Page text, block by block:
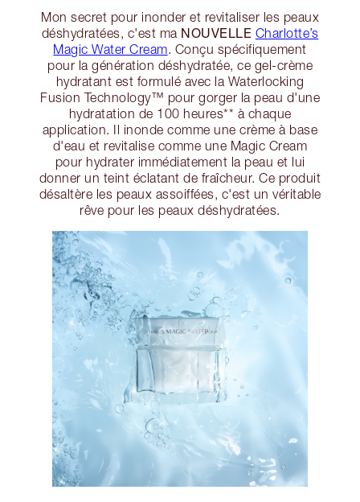
Mon secret pour inonder et revitaliser les peaux
déshydratées, c'est ma NOUVELLE Charlotte’s
Magic Water Cream. Conçu spécifiquement
pour la génération déshydratée, ce gel-crème
hydratant est formulé avec la Waterlocking
Fusion Technology™ pour gorger la peau d'une
hydratation de 100 heures** à chaque
application. Il inonde comme une crème à base
d'eau et revitalise comme une Magic Cream
pour hydrater immédiatement la peau et lui
donner un teint éclatant de fraîcheur. Ce produit
désaltère les peaux assoiffées, c'est un véritable
rêve pour les peaux déshydratées.